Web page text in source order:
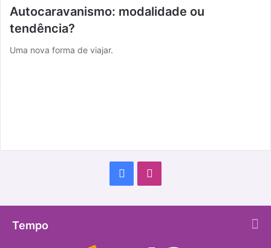
Autocaravanismo: modalidade ou
tendência?
Uma nova forma de viajar.
Tempo